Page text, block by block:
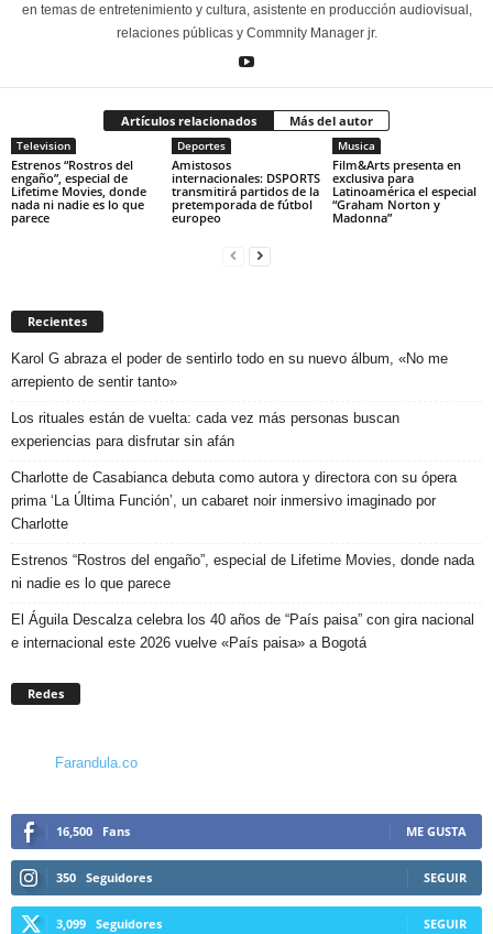
en temas de entretenimiento y cultura, asistente en producción audiovisual,
relaciones públicas y Commnity Manager jr.
Artículos relacionados Más del autor
Television
Estrenos “Rostros del
engaño”, especial de
Lifetime Movies, donde
nada ni nadie es lo que
parece
Deportes
Amistosos
internacionales: DSPORTS
transmitirá partidos de la
pretemporada de fútbol
europeo
Musica
Film&Arts presenta en
exclusiva para
Latinoamérica el especial
“Graham Norton y
Madonna”
Recientes
Karol G abraza el poder de sentirlo todo en su nuevo álbum, «No me
arrepiento de sentir tanto»
Los rituales están de vuelta: cada vez más personas buscan
experiencias para disfrutar sin afán
Charlotte de Casabianca debuta como autora y directora con su ópera
prima ‘La Última Función’, un cabaret noir inmersivo imaginado por
Charlotte
Estrenos “Rostros del engaño”, especial de Lifetime Movies, donde nada
ni nadie es lo que parece
El Águila Descalza celebra los 40 años de “País paisa” con gira nacional
e internacional este 2026 vuelve «País paisa» a Bogotá
Redes
Farandula.co
16,500 Fans ME GUSTA
350 Seguidores SEGUIR
3,099 Seguidores SEGUIR